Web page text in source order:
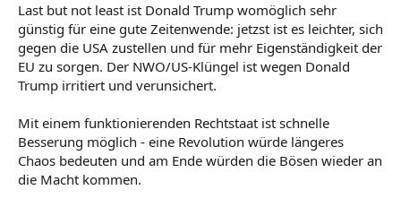
Last but not least ist Donald Trump womöglich sehr
günstig für eine gute Zeitenwende: jetzst ist es leichter, sich
gegen die USA zustellen und für mehr Eigenständigkeit der
EU zu sorgen. Der NWO/US-Klüngel ist wegen Donald
Trump irritiert und verunsichert.
Mit einem funktionierenden Rechtstaat ist schnelle
Besserung möglich - eine Revolution würde längeres
Chaos bedeuten und am Ende würden die Bösen wieder an
die Macht kommen.